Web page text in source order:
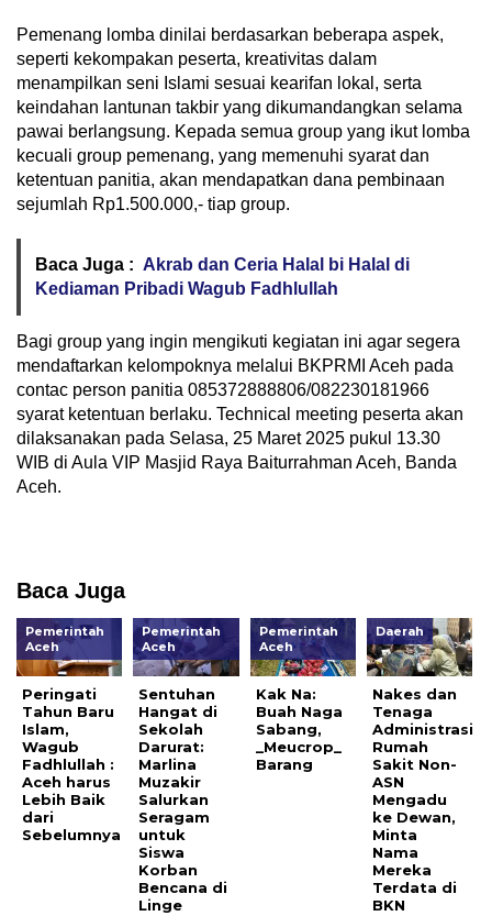
Pemenang lomba dinilai berdasarkan beberapa aspek,
seperti kekompakan peserta, kreativitas dalam
menampilkan seni Islami sesuai kearifan lokal, serta
keindahan lantunan takbir yang dikumandangkan selama
pawai berlangsung. Kepada semua group yang ikut lomba
kecuali group pemenang, yang memenuhi syarat dan
ketentuan panitia, akan mendapatkan dana pembinaan
sejumlah Rp1.500.000,- tiap group.
Baca Juga : Akrab dan Ceria Halal bi Halal di
Kediaman Pribadi Wagub Fadhlullah
Bagi group yang ingin mengikuti kegiatan ini agar segera
mendaftarkan kelompoknya melalui BKPRMI Aceh pada
contac person panitia 085372888806/082230181966
syarat ketentuan berlaku. Technical meeting peserta akan
dilaksanakan pada Selasa, 25 Maret 2025 pukul 13.30
WIB di Aula VIP Masjid Raya Baiturrahman Aceh, Banda
Aceh.
Baca Juga
Pemerintah
Aceh
Peringati
Tahun Baru
Islam,
Wagub
Fadhlullah :
Aceh harus
Lebih Baik
dari
Sebelumnya
Pemerintah
Aceh
Sentuhan
Hangat di
Sekolah
Darurat:
Marlina
Muzakir
Salurkan
Seragam
untuk
Siswa
Korban
Bencana di
Linge
Pemerintah
Aceh
Kak Na:
Buah Naga
Sabang,
_Meucrop_
Barang
Daerah
Nakes dan
Tenaga
Administrasi
Rumah
Sakit Non-
ASN
Mengadu
ke Dewan,
Minta
Nama
Mereka
Terdata di
BKN